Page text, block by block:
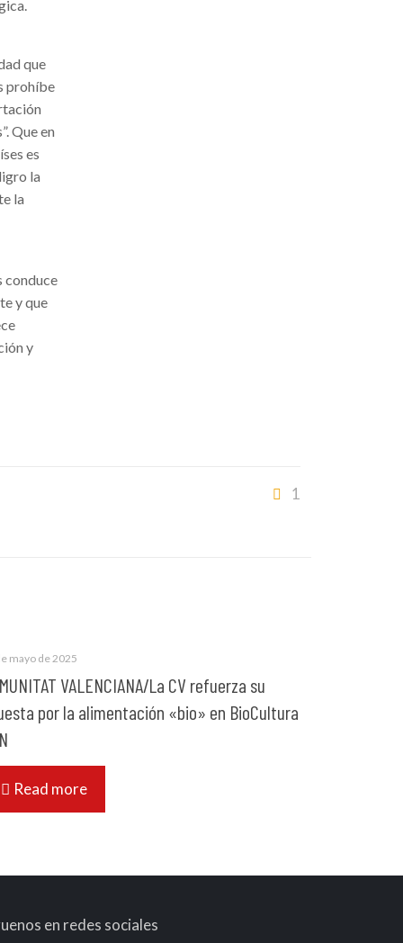
que
prohíbe
Que en
es
la
la
conduce
y que
y
1
mayo de 2025
VALENCIANA/La CV refuerza su
por la alimentación «bio» en BioCultura
Read more
en redes sociales